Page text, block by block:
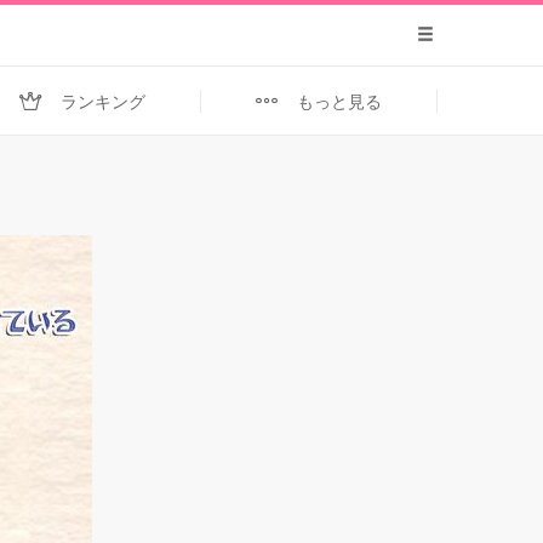
ランキング もっと見る